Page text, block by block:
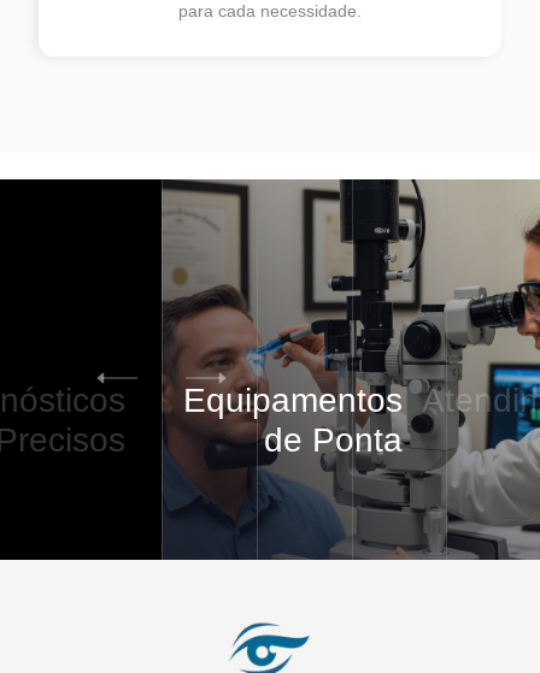
para cada necessidade.
de Ponta
AtendimentoVIP